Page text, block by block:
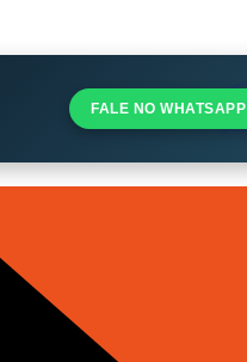
FALE NO WHATSAPP